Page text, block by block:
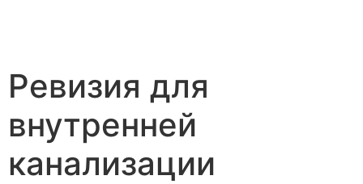
Ревизия для
внутренней
канализации